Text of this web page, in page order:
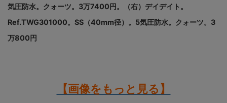
気圧防水。クォーツ。3万7400円。（右）デイデイト。
Ref.TWG301000。SS（40mm径）。5気圧防水。クォーツ。3
万800円
【画像をもっと見る】